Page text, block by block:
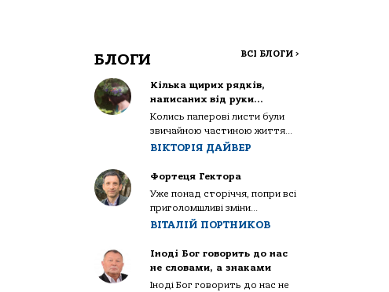
БЛОГИ ВСІ БЛОГИ >
Кілька щирих рядків,
написаних від руки…
Колись паперові листи були
звичайною частиною життя...
ВІКТОРІЯ ДАЙВЕР
Фортеця Гектора
Уже понад сторіччя, попри всі
приголомшливі зміни...
ВІТАЛІЙ ПОРТНИКОВ
Іноді Бог говорить до нас
не словами, а знаками
Іноді Бог говорить до нас не